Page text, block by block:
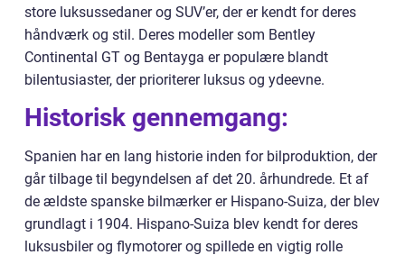
store luksussedaner og SUV’er, der er kendt for deres
håndværk og stil. Deres modeller som Bentley
Continental GT og Bentayga er populære blandt
bilentusiaster, der prioriterer luksus og ydeevne.
Historisk gennemgang:
Spanien har en lang historie inden for bilproduktion, der
går tilbage til begyndelsen af det 20. århundrede. Et af
de ældste spanske bilmærker er Hispano-Suiza, der blev
grundlagt i 1904. Hispano-Suiza blev kendt for deres
luksusbiler og flymotorer og spillede en vigtig rolle